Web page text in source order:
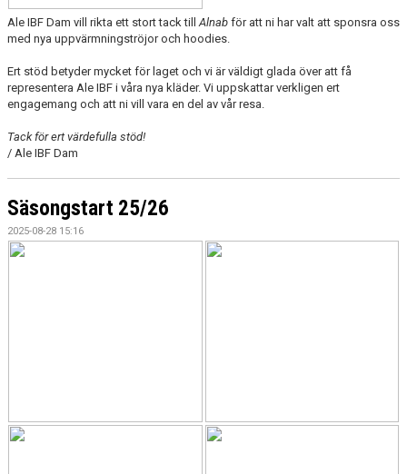
Ale IBF Dam vill rikta ett stort tack tillAlnab för att ni har valt att sponsra oss
med nya uppvärmningströjor och hoodies.
Ert stöd betyder mycket för laget och vi är väldigt glada över att få
representera Ale IBF i våra nya kläder. Vi uppskattar verkligen ert
engagemang och att ni vill vara en del av vår resa.
Tack för ert värdefulla stöd!
/ Ale IBF Dam
Säsongstart 25/26
2025-08-28 15:16